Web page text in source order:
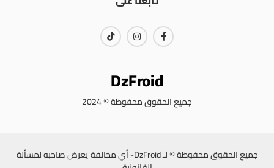
DzFroid
جميع الحقوق محفوظة © 2024
جميع الحقوق محفوظة © لـ DzFroid- أي مخالفة يعرض صاحبه لمسألة